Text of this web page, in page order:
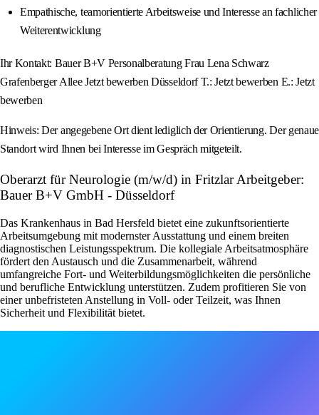
Empathische, teamorientierte Arbeitsweise und Interesse an fachlicher
Weiterentwicklung
Ihr Kontakt: Bauer B+V Personalberatung Frau Lena Schwarz
Grafenberger Allee Jetzt bewerben Düsseldorf T.: Jetzt bewerben E.: Jetzt
bewerben
Hinweis: Der angegebene Ort dient lediglich der Orientierung. Der genaue
Standort wird Ihnen bei Interesse im Gespräch mitgeteilt.
Oberarzt für Neurologie (m/w/d) in Fritzlar Arbeitgeber:
Bauer B+V GmbH - Düsseldorf
Das Krankenhaus in Bad Hersfeld bietet eine zukunftsorientierte
Arbeitsumgebung mit modernster Ausstattung und einem breiten
diagnostischen Leistungsspektrum. Die kollegiale Arbeitsatmosphäre
fördert den Austausch und die Zusammenarbeit, während
umfangreiche Fort- und Weiterbildungsmöglichkeiten die persönliche
und berufliche Entwicklung unterstützen. Zudem profitieren Sie von
einer unbefristeten Anstellung in Voll- oder Teilzeit, was Ihnen
Sicherheit und Flexibilität bietet.